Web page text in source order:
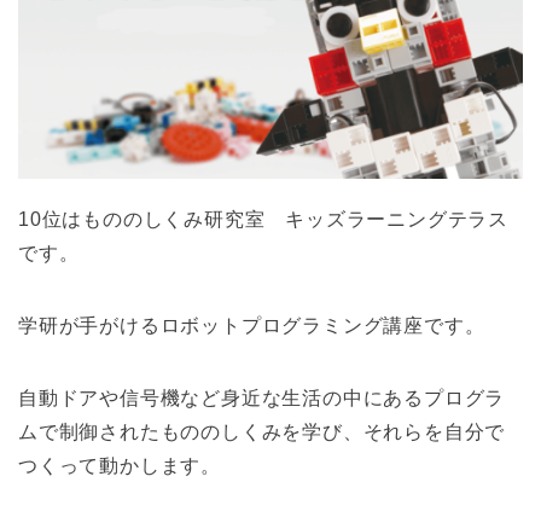
10位はもののしくみ研究室 キッズラーニングテラス
です。
学研が手がけるロボットプログラミング講座です。
自動ドアや信号機など身近な生活の中にあるプログラ
ムで制御されたもののしくみを学び、それらを自分で
つくって動かします。